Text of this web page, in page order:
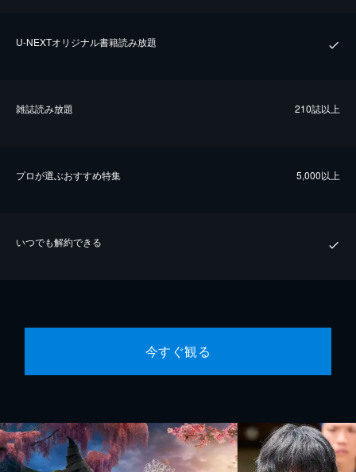
U-NEXTオリジナル書籍読み放題
雑誌読み放題 210誌以上
プロが選ぶおすすめ特集 5,000以上
いつでも解約できる
今すぐ観る